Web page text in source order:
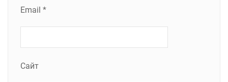
Email *
Сайт